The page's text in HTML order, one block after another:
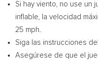
Si hay viento, no use un
inflable, la velocidad
25 mph.
Siga las instrucciones
Asegúrese de que el